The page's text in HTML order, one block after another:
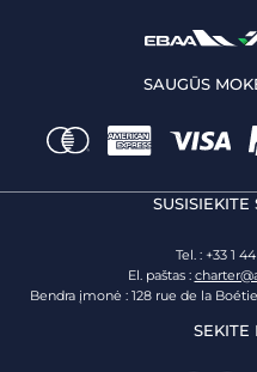
SAUGŪS
SUSISIEKITE
Tel. : +33 1
El. paštas :
Bendra įmonė : 128 rue de la
SEKITE